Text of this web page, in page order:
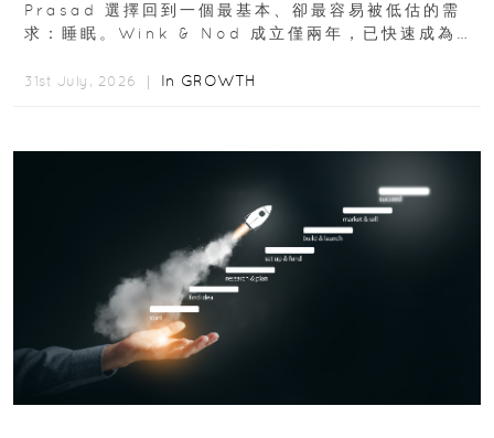
Prasad 選擇回到一個最基本、卻最容易被低估的需
求：睡眠。Wink & Nod 成立僅兩年，已快速成為印
31st July, 2026 ｜ In GROWTH